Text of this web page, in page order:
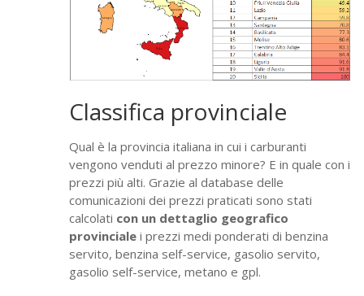
Classifica provinciale
Qual è la provincia italiana in cui i carburanti
vengono venduti al prezzo minore? E in quale con i
prezzi più alti. Grazie al database delle
comunicazioni dei prezzi praticati sono stati
calcolati con un dettaglio geografico
provinciale i prezzi medi ponderati di benzina
servito, benzina self-service, gasolio servito,
gasolio self-service, metano e gpl.